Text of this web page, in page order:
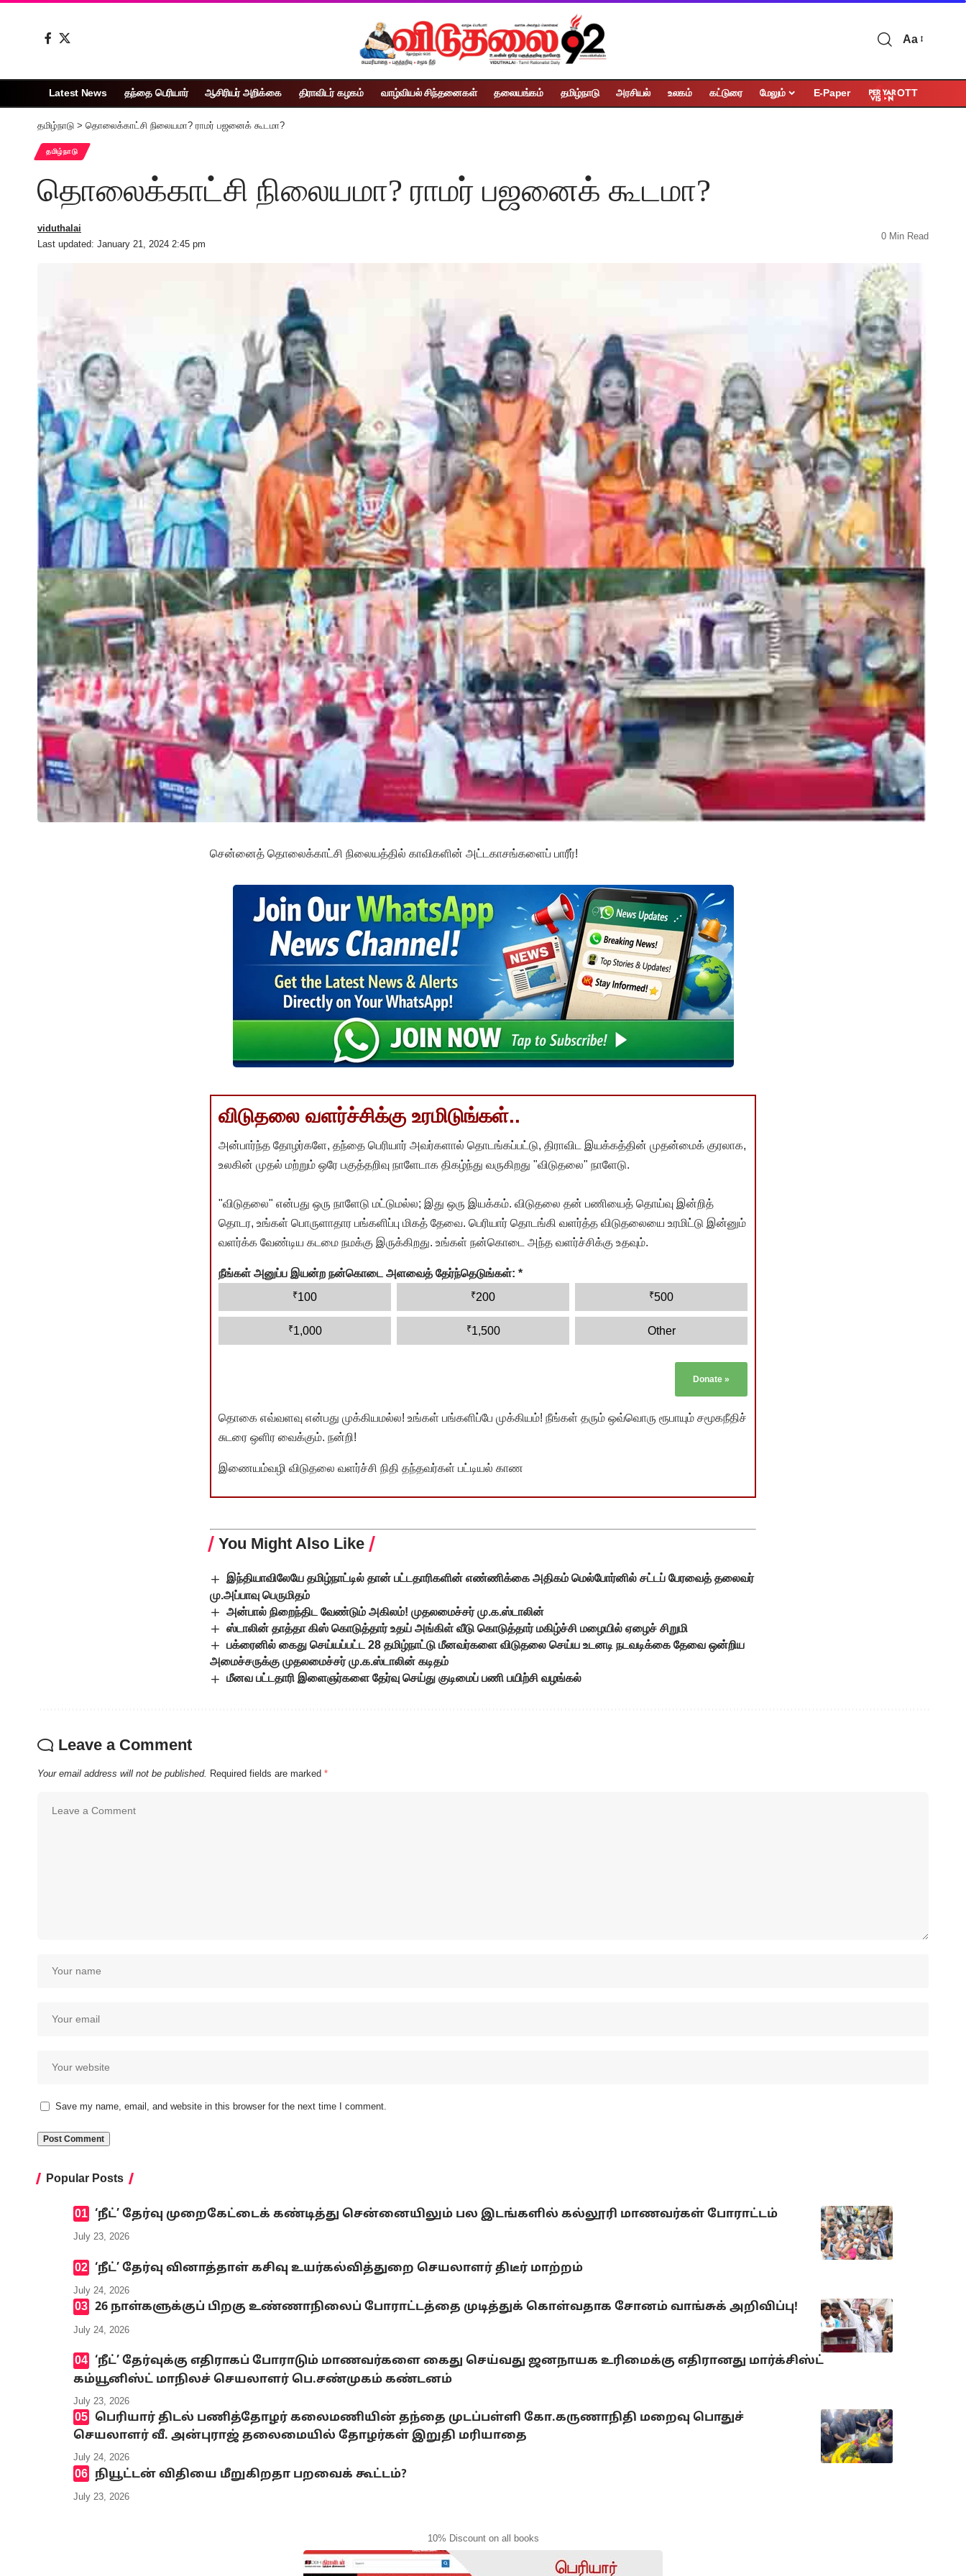
Aa
Latest News தந்தை பெரியார் ஆசிரியர் அறிக்கை திராவிடர் கழகம் வாழ்வியல் சிந்தனைகள் தலையங்கம் தமிழ்நாடு அரசியல் உலகம் கட்டுரை மேலும் E-Paper OTT
தமிழ்நாடு > தொலைக்காட்சி நிலையமா? ராமர் பஜனைக் கூடமா?
தமிழ்நாடு
தொலைக்காட்சி நிலையமா? ராமர் பஜனைக் கூடமா?
Last updated: January 21, 2024 2:45 pm
viduthalai
0 Min Read
சென்னைத் தொலைக்காட்சி நிலையத்தில் காவிகளின் அட்டகாசங்களைப் பாரீர்!
விடுதலை வளர்ச்சிக்கு உரமிடுங்கள்..
அன்பார்ந்த தோழர்களே, தந்தை பெரியார் அவர்களால் தொடங்கப்பட்டு, திராவிட இயக்கத்தின் முதன்மைக் குரலாக,
உலகின் முதல் மற்றும் ஒரே பகுத்தறிவு நாளேடாக திகழ்ந்து வருகிறது "விடுதலை" நாளேடு.
"விடுதலை" என்பது ஒரு நாளேடு மட்டுமல்ல; இது ஒரு இயக்கம். விடுதலை தன் பணியைத் தொய்வு இன்றித்
தொடர, உங்கள் பொருளாதார பங்களிப்பு மிகத் தேவை. பெரியார் தொடங்கி வளர்த்த விடுதலையை உரமிட்டு இன்னும்
வளர்க்க வேண்டிய கடமை நமக்கு இருக்கிறது. உங்கள் நன்கொடை அந்த வளர்ச்சிக்கு உதவும்.
நீங்கள் அனுப்ப இயன்ற நன்கொடை அளவைத் தேர்ந்தெடுங்கள்: *
₹100 ₹200 ₹500
₹1,000 ₹1,500 Other
Donate »
தொகை எவ்வளவு என்பது முக்கியமல்ல! உங்கள் பங்களிப்பே முக்கியம்! நீங்கள் தரும் ஒவ்வொரு ரூபாயும் சமூகநீதிச்
சுடரை ஒளிர வைக்கும். நன்றி!
இணையம்வழி விடுதலை வளர்ச்சி நிதி தந்தவர்கள் பட்டியல் காண
You Might Also Like
இந்தியாவிலேயே தமிழ்நாட்டில் தான் பட்டதாரிகளின் எண்ணிக்கை அதிகம் மெல்போர்னில் சட்டப் பேரவைத் தலைவர்
மு.அப்பாவு பெருமிதம்
அன்பால் நிறைந்திட வேண்டும் அகிலம்! முதலமைச்சர் மு.க.ஸ்டாலின்
ஸ்டாலின் தாத்தா கிஸ் கொடுத்தார் உதய் அங்கிள் வீடு கொடுத்தார் மகிழ்ச்சி மழையில் ஏழைச் சிறுமி
பக்ரைனில் கைது செய்யப்பட்ட 28 தமிழ்நாட்டு மீனவர்களை விடுதலை செய்ய உடனடி நடவடிக்கை தேவை ஒன்றிய
அமைச்சருக்கு முதலமைச்சர் மு.க.ஸ்டாலின் கடிதம்
மீனவ பட்டதாரி இளைஞர்களை தேர்வு செய்து குடிமைப் பணி பயிற்சி வழங்கல்
Leave a Comment
Your email address will not be published. Required fields are marked *
Save my name, email, and website in this browser for the next time I comment.
Popular Posts
‘நீட்’ தேர்வு முறைகேட்டைக் கண்டித்து சென்னையிலும் பல இடங்களில் கல்லூரி மாணவர்கள் போராட்டம்
July 23, 2026
‘நீட்’ தேர்வு வினாத்தாள் கசிவு உயர்கல்வித்துறை செயலாளர் திடீர் மாற்றம்
July 24, 2026
26 நாள்களுக்குப் பிறகு உண்ணாநிலைப் போராட்டத்தை முடித்துக் கொள்வதாக சோனம் வாங்சுக் அறிவிப்பு!
July 24, 2026
‘நீட்’ தேர்வுக்கு எதிராகப் போராடும் மாணவர்களை கைது செய்வது ஜனநாயக உரிமைக்கு எதிரானது மார்க்சிஸ்ட்
கம்யூனிஸ்ட் மாநிலச் செயலாளர் பெ.சண்முகம் கண்டனம்
July 23, 2026
பெரியார் திடல் பணித்தோழர் கலைமணியின் தந்தை முடப்பள்ளி கோ.கருணாநிதி மறைவு பொதுச்
செயலாளர் வீ. அன்புராஜ் தலைமையில் தோழர்கள் இறுதி மரியாதை
July 24, 2026
நியூட்டன் விதியை மீறுகிறதா பறவைக் கூட்டம்?
July 23, 2026
10% Discount on all books